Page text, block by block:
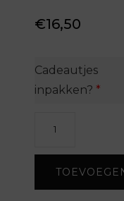
€16,50
Cadeautjes
inpakken? *